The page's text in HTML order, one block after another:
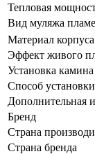
Тепловая
Вид муляжа
Материал корпуса
Эффект живого
Установка камина
Способ установки
Дополнительная
Бренд
Страна
Страна бренда